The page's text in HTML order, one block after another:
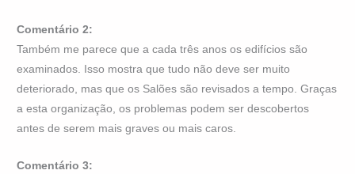
Comentário 2:
Também me parece que a cada três anos os edifícios são
examinados. Isso mostra que tudo não deve ser muito
deteriorado, mas que os Salões são revisados a tempo. Graças
a esta organização, os problemas podem ser descobertos
antes de serem mais graves ou mais caros.
Comentário 3: